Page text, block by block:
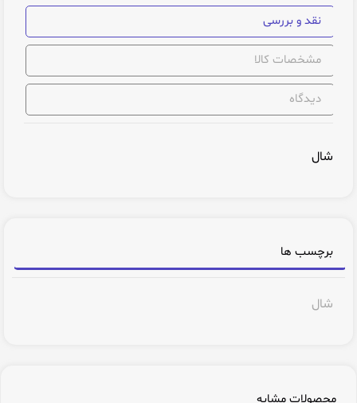
نقد و بررسی
مشخصات کالا
دیدگاه
شال
برچسب ها
شال
محصولات مشابه